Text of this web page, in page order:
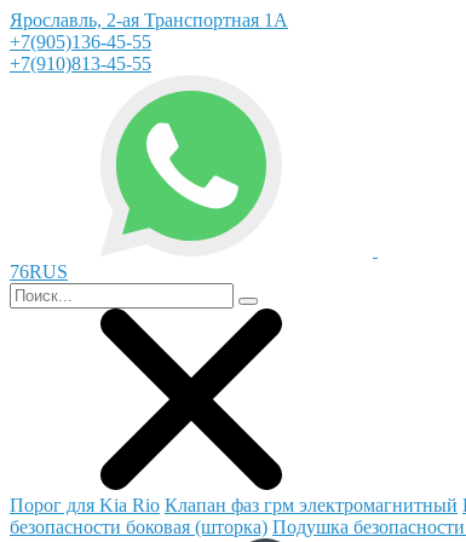
Ярославль, 2-ая Транспортная 1А
+7(905)136-45-55
+7(910)813-45-55
76RUS
Порог для Kia Rio Клапан фаз грм электромагнитный
безопасности боковая (шторка) Подушка безопасности